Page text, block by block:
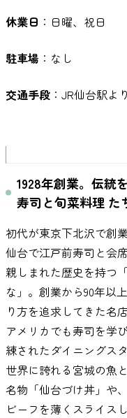
サイトマップ
仙台旅先体験コ
休業日 ：日曜、祝日
駐車場 ：なし
交通手段 ：JR仙台駅よ
1928年創業。伝統
寿司と旬菜料理 た
初代が東京下北沢で創
仙台で江戸前寿司と会
親しまれた歴史を持つ
な」。創業から90年以
り方を追求してきた名
アメリカでも寿司を学
練されたダイニングス
世界に誇れる宮城の魚
名物「仙台づけ丼」や
ビーフを薄くスライス